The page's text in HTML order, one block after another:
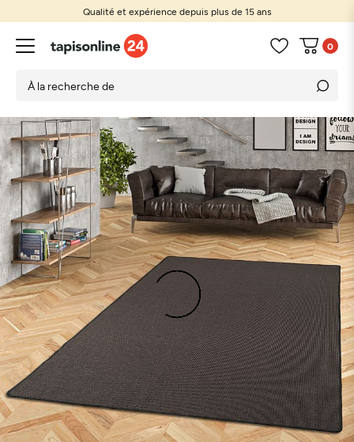
Qualité et expérience depuis plus de 15 ans
0